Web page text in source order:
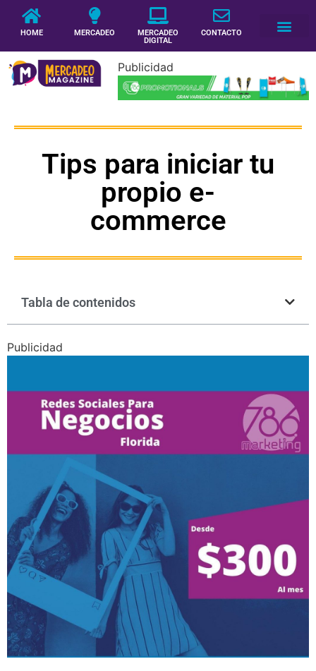
HOME MERCADEO
MERCADEO
DIGITAL
CONTACTO
Publicidad
Tips para iniciar tu
propio e-
commerce
Tabla de contenidos
Publicidad